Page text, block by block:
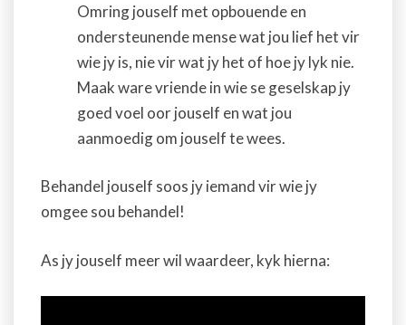
Omring jouself met opbouende en
ondersteunende mense wat jou lief het vir
wie jy is, nie vir wat jy het of hoe jy lyk nie.
Maak ware vriende in wie se geselskap jy
goed voel oor jouself en wat jou
aanmoedig om jouself te wees.
Behandel jouself soos jy iemand vir wie jy
omgee sou behandel!
As jy jouself meer wil waardeer, kyk hierna: